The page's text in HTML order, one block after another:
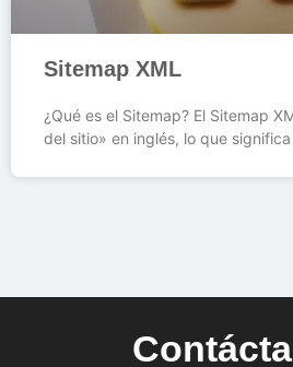
Sitemap XML
¿Qué es el Sitemap? El Sitemap
del sitio» en inglés, lo que